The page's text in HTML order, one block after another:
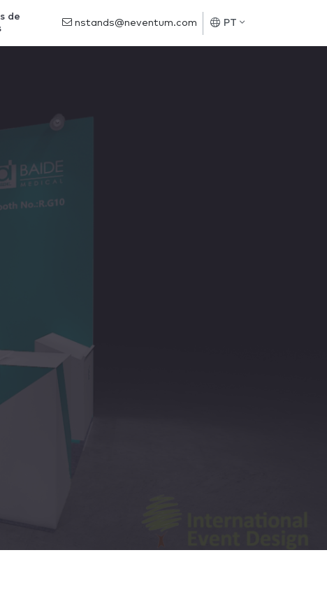
de
nstands@neventum.com PT